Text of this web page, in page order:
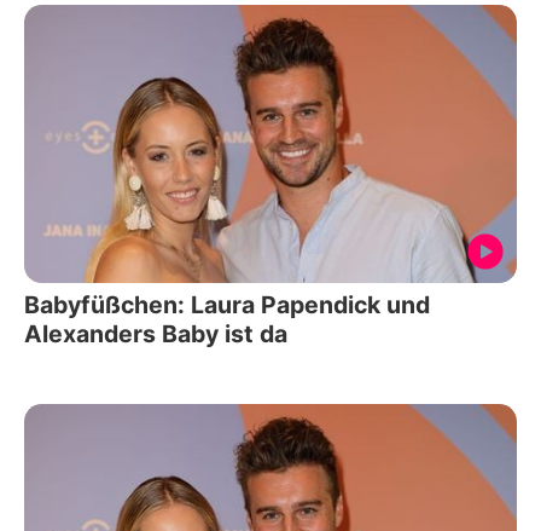
Babyfüßchen: Laura Papendick und
Alexanders Baby ist da